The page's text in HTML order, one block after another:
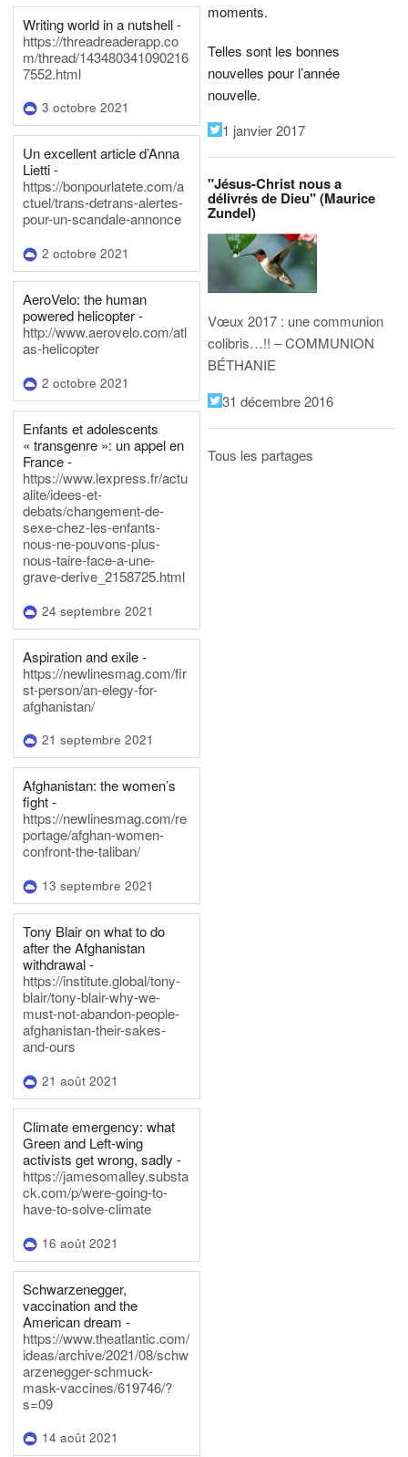
Writing world in a nutshell -
https://threadreaderapp.co
m/thread/143480341090216
7552.html
3 octobre 2021
Un excellent article d’Anna
Lietti -
https://bonpourlatete.com/a
ctuel/trans-detrans-alertes-
pour-un-scandale-annonce
2 octobre 2021
AeroVelo: the human
powered helicopter -
http://www.aerovelo.com/atl
as-helicopter
2 octobre 2021
Enfants et adolescents
« transgenre »: un appel en
France -
https://www.lexpress.fr/actu
alite/idees-et-
debats/changement-de-
sexe-chez-les-enfants-
nous-ne-pouvons-plus-
nous-taire-face-a-une-
grave-derive_2158725.html
24 septembre 2021
Aspiration and exile -
https://newlinesmag.com/fir
st-person/an-elegy-for-
afghanistan/
21 septembre 2021
Afghanistan: the women’s
fight -
https://newlinesmag.com/re
portage/afghan-women-
confront-the-taliban/
13 septembre 2021
Tony Blair on what to do
after the Afghanistan
withdrawal -
https://institute.global/tony-
blair/tony-blair-why-we-
must-not-abandon-people-
afghanistan-their-sakes-
and-ours
21 août 2021
Climate emergency: what
Green and Left-wing
activists get wrong, sadly -
https://jamesomalley.substa
ck.com/p/were-going-to-
have-to-solve-climate
16 août 2021
Schwarzenegger,
vaccination and the
American dream -
https://www.theatlantic.com/
ideas/archive/2021/08/schw
arzenegger-schmuck-
mask-vaccines/619746/?
s=09
14 août 2021
moments.
Telles sont les bonnes
nouvelles pour l’année
nouvelle.
1 janvier 2017
"Jésus-Christ nous a
délivrés de Dieu" (Maurice
Zundel)
Vœux 2017 : une communion
colibris…!! – COMMUNION
BÉTHANIE
31 décembre 2016
Tous les partages